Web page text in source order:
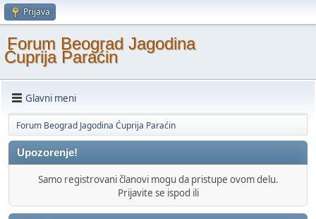
Prijava
Forum Beograd Jagodina
Ćuprija Paraćin
Glavni meni
Forum Beograd Jagodina Ćuprija Paraćin
Upozorenje!
Samo registrovani članovi mogu da pristupe ovom delu.
Prijavite se ispod ili